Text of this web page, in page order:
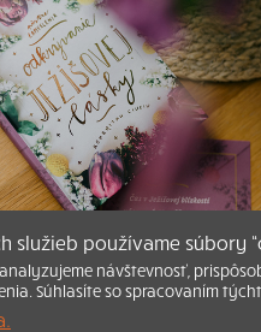
Katechizmu
služieb používame súbory
návštevnosť,
Súhlasíte so spracovaním